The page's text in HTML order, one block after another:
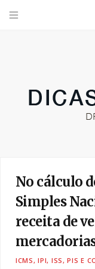
No cálculo
Simples
receita de
ICMS, IPI, ISS, PIS E